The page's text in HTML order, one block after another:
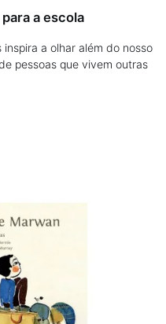
a escola
a olhar além do nosso
pessoas que vivem outras